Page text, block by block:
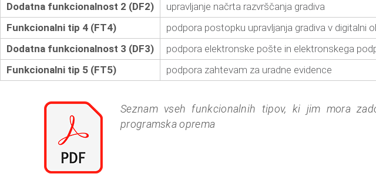
e
Dodatna funkcionalnost 2 (DF2)
upravljanje načrta razvrščanja gradiva
Funkcionalni tip 4 (FT4)
podpora postopku upravljanja gradiva v digitalni
Dodatna funkcionalnost 3 (DF3)
podpora elektronske pošte in elektronskega
Funkcionalni tip 5 (FT5)
podpora zahtevam za uradne evidence
Seznam vseh funkcionalnih tipov, ki jim mora
programska oprema